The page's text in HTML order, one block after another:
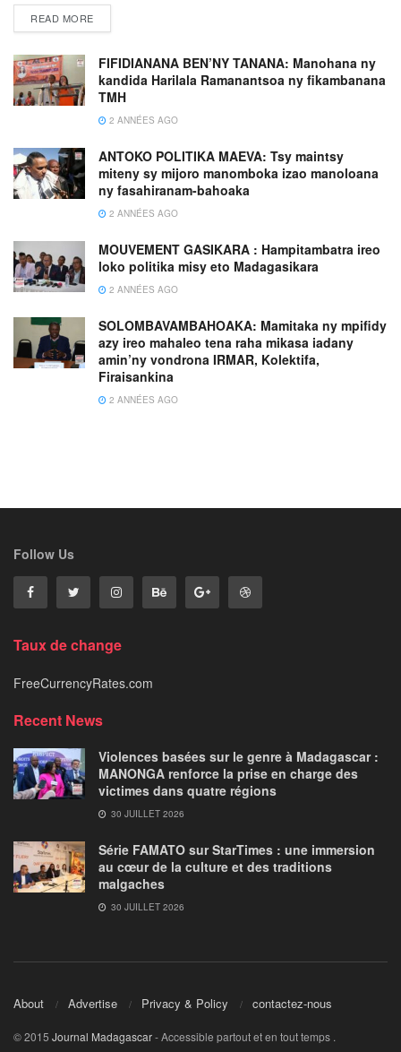
READ MORE
FIFIDIANANA BEN’NY TANANA: Manohana ny
kandida Harilala Ramanantsoa ny fikambanana
TMH
2 ANNÉES AGO
ANTOKO POLITIKA MAEVA: Tsy maintsy
miteny sy mijoro manomboka izao manoloana
ny fasahiranam-bahoaka
2 ANNÉES AGO
MOUVEMENT GASIKARA : Hampitambatra ireo
loko politika misy eto Madagasikara
2 ANNÉES AGO
SOLOMBAVAMBAHOAKA: Mamitaka ny mpifidy
azy ireo mahaleo tena raha mikasa iadany
amin’ny vondrona IRMAR, Kolektifa,
Firaisankina
2 ANNÉES AGO
Follow Us
Taux de change
FreeCurrencyRates.com
Recent News
Violences basées sur le genre à Madagascar :
MANONGA renforce la prise en charge des
victimes dans quatre régions
30 JUILLET 2026
Série FAMATO sur StarTimes : une immersion
au cœur de la culture et des traditions
malgaches
30 JUILLET 2026
About Advertise Privacy & Policy contactez-nous
© 2015 Journal Madagascar- Accessible partout et en tout temps .